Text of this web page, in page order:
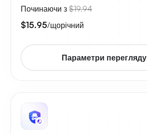
Починаючи з $19.94
$15.95/щорічний
Параметри перегляду